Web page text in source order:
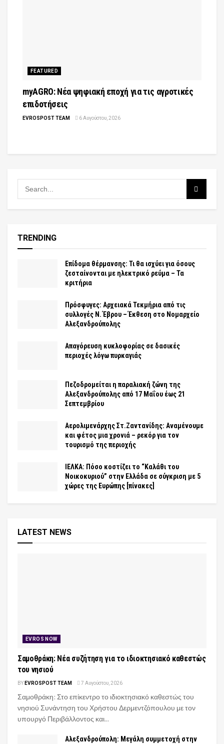
FEATURED
myAGRO: Νέα ψηφιακή εποχή για τις αγροτικές
επιδοτήσεις
EVROSPOST TEAM 6 Αυγούστου, 2026
TRENDING
Επίδομα θέρμανσης: Τι θα ισχύει για όσους
ζεσταίνονται με ηλεκτρικό ρεύμα – Τα
κριτήρια
Πρόσφυγες: Αρχειακά Τεκμήρια από τις
συλλογές Ν. Έβρου – Έκθεση στο Νομαρχείο
Αλεξανδρούπολης
Απαγόρευση κυκλοφορίας σε δασικές
περιοχές λόγω πυρκαγιάς
Πεζοδρομείται η παραλιακή ζώνη της
Αλεξανδρούπολης από 17 Μαΐου έως 21
Σεπτεμβρίου
Αερολιμενάρχης Στ.Ζαντανίδης: Αναμένουμε
και φέτος μια χρονιά – ρεκόρ για τον
τουρισμό της περιοχής
ΙΕΛΚΑ: Πόσο κοστίζει το “Καλάθι του
Νοικοκυριού” στην Ελλάδα σε σύγκριση με 5
χώρες της Ευρώπης [πίνακες]
LATEST NEWS
EVROS NOW
Σαμοθράκη: Νέα συζήτηση για το ιδιοκτησιακό καθεστώς
του νησιού
BY EVROSPOST TEAM 7 Αυγούστου, 2026
Σαμοθράκη: Στο επίκεντρο το ιδιοκτησιακό καθεστώς του
νησιού Συνάντηση του Χρήστου Δερμεντζόπουλου με τον
υπουργό Περιβάλλοντος και...
Αλεξανδρούπολη: Μεγάλη συμμετοχή στην